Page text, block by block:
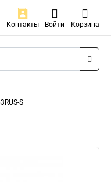
Контакты Войти Корзина
S